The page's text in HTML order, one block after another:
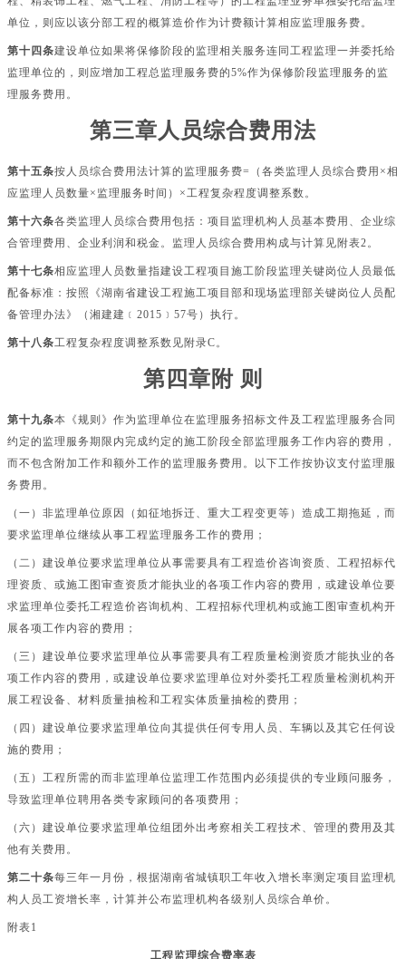
单位，则应以该分部工程的概算造价作为计费额计算相应监理服务费。
第十四条建设单位如果将保修阶段的监理相关服务连同工程监理一并委托给
监理单位的，则应增加工程总监理服务费的5%作为保修阶段监理服务的监
理服务费用。
第三章人员综合费用法
第十五条按人员综合费用法计算的监理服务费=（各类监理人员综合费用×相
应监理人员数量×监理服务时间）×工程复杂程度调整系数。
第十六条各类监理人员综合费用包括：项目监理机构人员基本费用、企业综
合管理费用、企业利润和税金。监理人员综合费用构成与计算见附表2。
第十七条相应监理人员数量指建设工程项目施工阶段监理关键岗位人员最低
配备标准：按照《湖南省建设工程施工项目部和现场监理部关键岗位人员配
备管理办法》（湘建建﹝ 2015﹞57号）执行。
第十八条工程复杂程度调整系数见附录C。
第四章附 则
第十九条本《规则》作为监理单位在监理服务招标文件及工程监理服务合同
约定的监理服务期限内完成约定的施工阶段全部监理服务工作内容的费用，
而不包含附加工作和额外工作的监理服务费用。以下工作按协议支付监理服
务费用。
（一）非监理单位原因（如征地拆迁、重大工程变更等）造成工期拖延，而
要求监理单位继续从事工程监理服务工作的费用；
（二）建设单位要求监理单位从事需要具有工程造价咨询资质、工程招标代
理资质、或施工图审查资质才能执业的各项工作内容的费用，或建设单位要
求监理单位委托工程造价咨询机构、工程招标代理机构或施工图审查机构开
展各项工作内容的费用；
（三）建设单位要求监理单位从事需要具有工程质量检测资质才能执业的各
项工作内容的费用，或建设单位要求监理单位对外委托工程质量检测机构开
展工程设备、材料质量抽检和工程实体质量抽检的费用；
（四）建设单位要求监理单位向其提供任何专用人员、车辆以及其它任何设
施的费用；
（五）工程所需的而非监理单位监理工作范围内必须提供的专业顾问服务，
导致监理单位聘用各类专家顾问的各项费用；
（六）建设单位要求监理单位组团外出考察相关工程技术、管理的费用及其
他有关费用。
第二十条每三年一月份，根据湖南省城镇职工年收入增长率测定项目监理机
构人员工资增长率，计算并公布监理机构各级别人员综合单价。
附表1
工程监理综合费率表